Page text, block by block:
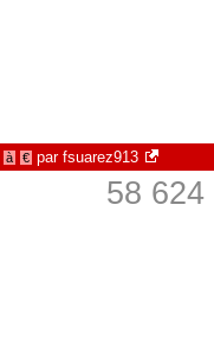
à € par fsuarez913
58